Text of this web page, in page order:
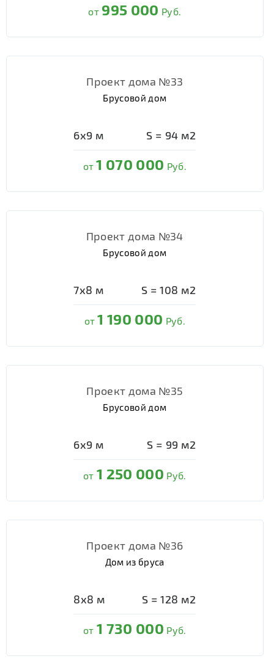
от 995 000 Руб.
Проект дома №33
Брусовой дом
6х9 м S = 94 м2
от1 070 000 Руб.
Проект дома №34
Брусовой дом
7х8 м S =108 м2
от1 190 000 Руб.
Проект дома №35
Брусовой дом
6х9 м S = 99 м2
от 1 250 000 Руб.
Проект дома №36
Дом из бруса
8х8 м S =128 м2
от 1 730 000 Руб.